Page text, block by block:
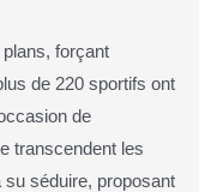
forçant
de 220 sportifs ont
de
transcendent les
su séduire, proposant